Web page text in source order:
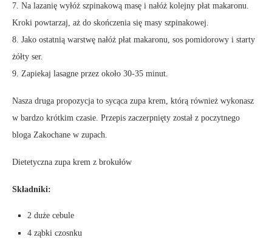
7. Na lazanię wyłóż szpinakową masę i nałóż kolejny płat makaronu.
Kroki powtarzaj, aż do skończenia się masy szpinakowej.
8. Jako ostatnią warstwę nałóż płat makaronu, sos pomidorowy i starty
żółty ser.
9. Zapiekaj lasagne przez około 30-35 minut.
Nasza druga propozycja to sycąca zupa krem, którą również wykonasz
w bardzo krótkim czasie. Przepis zaczerpnięty został z poczytnego
bloga Zakochane w zupach.
Dietetyczna zupa krem z brokułów
Składniki:
2 duże cebule
4 ząbki czosnku